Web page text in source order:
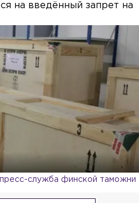
на введённый запрет на
служба финской таможни